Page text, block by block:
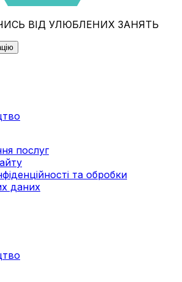
ВІД УЛЮБЛЕНИХ ЗАНЯТЬ
послуг
та обробки
даних